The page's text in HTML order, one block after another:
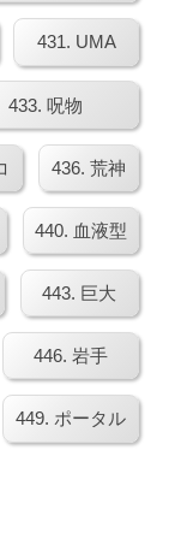
431. UMA
433. 呪物
436. 荒神
440. 血液型
443. 巨大
446. 岩手
449. ポータル